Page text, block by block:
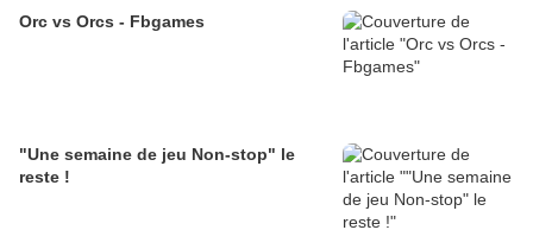
Orc vs Orcs - Fbgames
"Une semaine de jeu Non-stop" le
reste !